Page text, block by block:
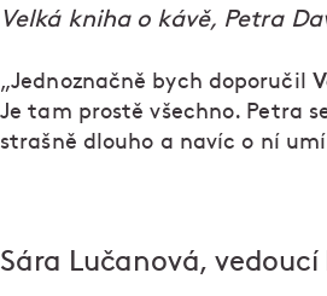
Velká kniha o kávě, Petra
„Jednoznačně bych doporučil
Je tam prostě všechno. Petra
strašně dlouho a navíc o ní
Sára Lučanová, vedoucí